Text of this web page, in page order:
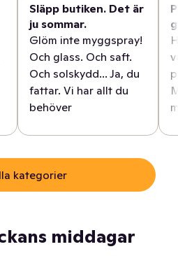
Släpp butiken. Det är
ju sommar.
Glöm inte myggspray!
Och glass. Och saft.
Och solskydd... Ja, du
fattar. Vi har allt du
behöver
kategorier
middagar